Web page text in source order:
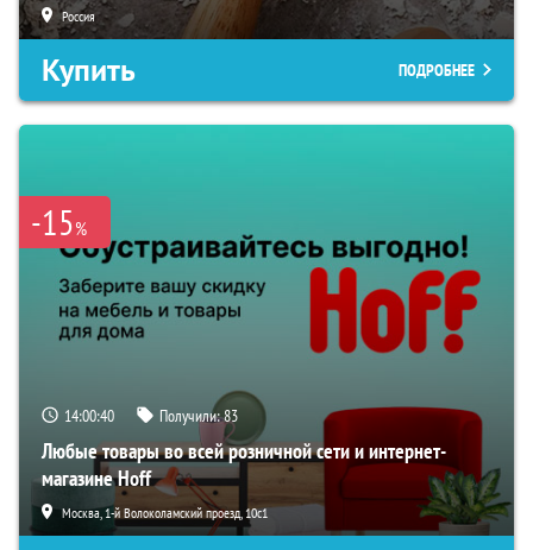
Россия
Купить ПОДРОБНЕЕ
-15%
14:00:39 Получили:83
Любые товары во всей розничной сети и интернет-
магазине Hoff
Москва, 1-й Волоколамский проезд, 10с1